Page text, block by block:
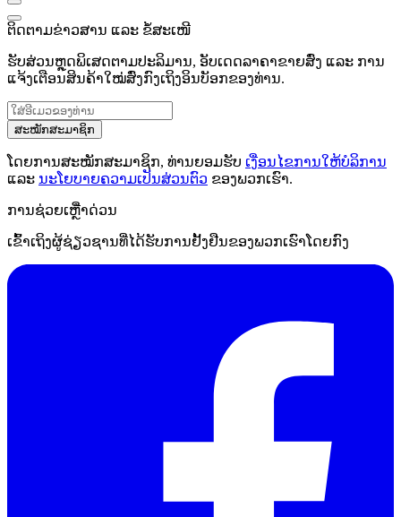
ຕິດຕາມຂ່າວສານ ແລະ ຂໍ້ສະເໜີ
ຮັບສ່ວນຫຼຸດພິເສດຕາມປະລິມານ, ອັບເດດລາຄາຂາຍສົ່ງ ແລະ ການ
ແຈ້ງເຕືອນສິນຄ້າໃໝ່ສົ່ງກົງເຖິງອິນບັອກຂອງທ່ານ.
ສະໝັກສະມາຊິກ
ໂດຍການສະໝັກສະມາຊິກ, ທ່ານຍອມຮັບ ເງື່ອນໄຂການໃຫ້ບໍລິການ
ແລະ ນະໂຍບາຍຄວາມເປັນສ່ວນຕົວ ຂອງພວກເຮົາ.
ການຊ່ວຍເຫຼືໍາດ່ວນ
ເຂົ້າເຖິງຜູ້ຊ່ຽວຊານທີ່ໄດ້ຮັບການຢັ້ງຢືນຂອງພວກເຮົາໂດຍກົງ